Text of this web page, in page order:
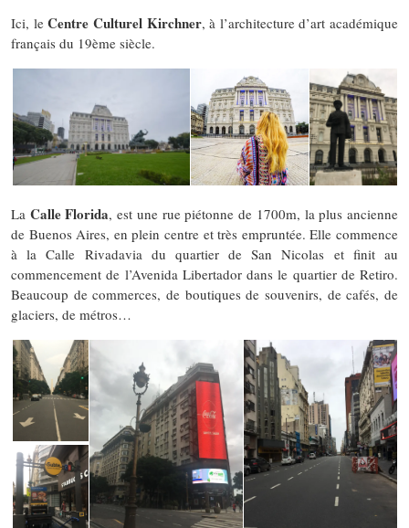
Ici, leCentre Culturel Kirchner, à l’architecture d’art académique
français du 19ème siècle.
La Calle Florida, est une rue piétonne de 1700m, la plus ancienne
de Buenos Aires, en plein centre et très empruntée. Elle commence
à la Calle Rivadavia du quartier de San Nicolas et finit au
commencement de l’Avenida Libertador dans le quartier de Retiro.
Beaucoup de commerces, de boutiques de souvenirs, de cafés, de
glaciers, de métros…